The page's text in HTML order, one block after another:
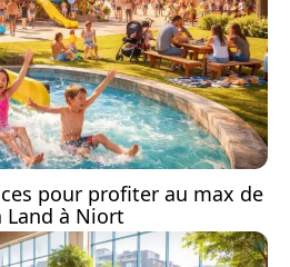
pour profiter au max de
Land à Niort